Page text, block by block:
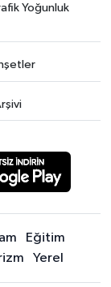
Yoğunluk
Eğitim
Yerel